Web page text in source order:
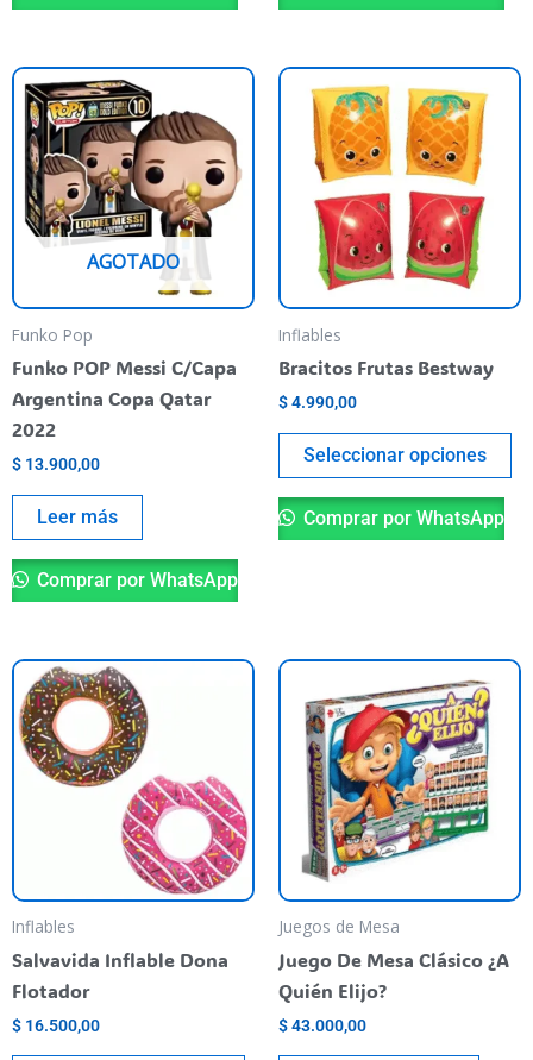
AGOTADO
Funko Pop
Funko POP Messi C/Capa
Argentina Copa Qatar
2022
$ 13.900,00
Leer más
Comprar por WhatsApp
Inflables
Bracitos Frutas Bestway
$4.990,00
Seleccionar opciones
Comprar por WhatsApp
Inflables
Salvavida Inflable Dona
Flotador
$ 16.500,00
This
product
multiple
variants.
The
options
may
chosen
Juegos de Mesa
Juego De Mesa Clásico ¿A
Quién Elijo?
$43.000,00